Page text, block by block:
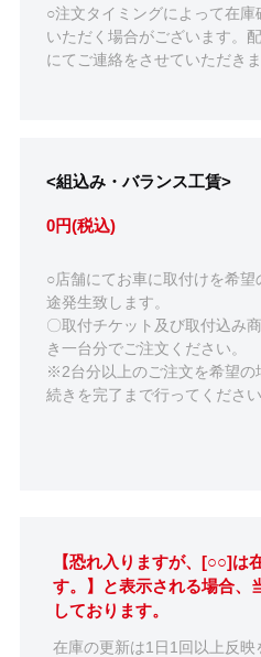
○注文タイミングによって在
いただく場合がございます。
にてご連絡をさせていただきま
<組込み・バランス工賃>
0円(税込)
○店舗にてお車に取付けを希
途発生致します。
〇取付チケット及び取付込み
き一台分でご注文ください。
※2台分以上のご注文を希望の
続きを完了まで行ってください
【恐れ入りますが、[○○]は
す。】と表示される場合、
しております。
在庫の更新は1日1回以上反